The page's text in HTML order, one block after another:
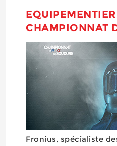
CHAMPIONNAT
Fronius, spécialiste